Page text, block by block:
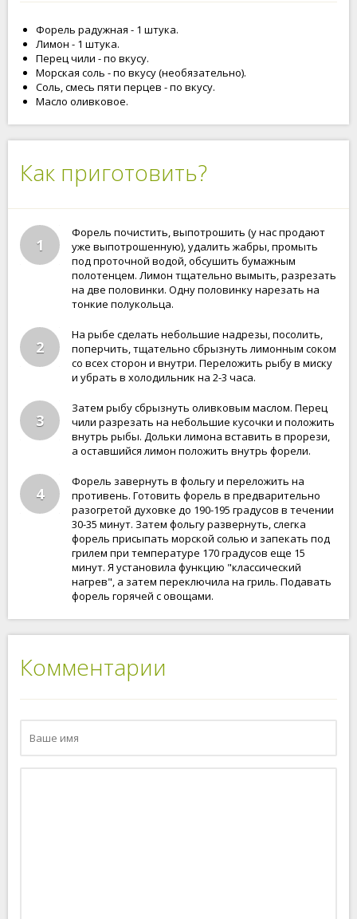
Форель радужная - 1 штука.
Лимон - 1 штука.
Перец чили - по вкусу.
Морская соль - по вкусу (необязательно).
Соль, смесь пяти перцев - по вкусу.
Масло оливковое.
Как приготовить?
1
Форель почистить, выпотрошить (у нас продают
уже выпотрошенную), удалить жабры, промыть
под проточной водой, обсушить бумажным
полотенцем. Лимон тщательно вымыть, разрезать
на две половинки. Одну половинку нарезать на
тонкие полукольца.
2
На рыбе сделать небольшие надрезы, посолить,
поперчить, тщательно сбрызнуть лимонным соком
со всех сторон и внутри. Переложить рыбу в миску
и убрать в холодильник на 2-3 часа.
3
Затем рыбу сбрызнуть оливковым маслом. Перец
чили разрезать на небольшие кусочки и положить
внутрь рыбы. Дольки лимона вставить в прорези,
а оставшийся лимон положить внутрь форели.
4
Форель завернуть в фольгу и переложить на
противень. Готовить форель в предварительно
разогретой духовке до 190-195 градусов в течении
30-35 минут. Затем фольгу развернуть, слегка
форель присыпать морской солью и запекать под
грилем при температуре 170 градусов еще 15
минут. Я установила функцию "классический
нагрев", а затем переключила на гриль. Подавать
форель горячей с овощами.
Комментарии